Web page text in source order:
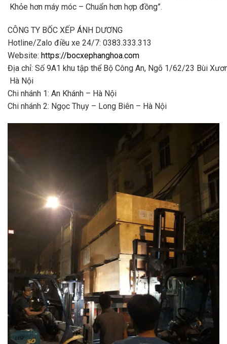
Khỏe hơn máy móc – Chuẩn hơn hợp đồng”.
CÔNG TY BỐC XẾP ÁNH DƯƠNG
Hotline/Zalo điều xe 24/7: 0383.333.313
Website: https://bocxephanghoa.com
Địa chỉ: Số 9A1 khu tập thể Bộ Công An, Ngõ 1/62/23 Bùi
Hà Nội
Chi nhánh 1: An Khánh – Hà Nội
Chi nhánh 2: Ngọc Thụy – Long Biên – Hà Nội